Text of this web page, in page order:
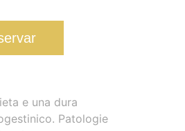
e una dura
Patologie